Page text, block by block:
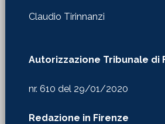
Claudio Tirinnanzi
Autorizzazione Tribunale di
nr. 610 del 29/01/2020
Redazione in Firenze